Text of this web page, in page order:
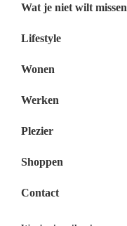
Wat je niet wilt missen
Lifestyle
Wonen
Werken
Plezier
Shoppen
Contact